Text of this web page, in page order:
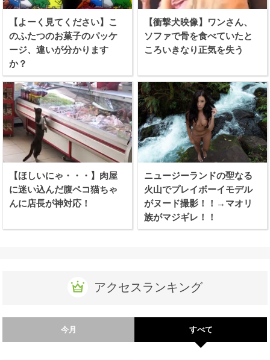
【よーく見てください】こ
のふたつのお菓子のパッケ
ージ、違いが分かります
か？
【衝撃犬映像】ワンさん、
ソファで骨を食べていたと
ころいきなり正気を失う
【ほしいにゃ・・・】肉屋
に迷い込んだ腹ペコ猫ちゃ
んに店長が神対応！
ニュージーランドの聖なる
火山でプレイボーイモデル
がヌード撮影！！→マオリ
族がマジギレ！！
アクセスランキング
今月 すべて